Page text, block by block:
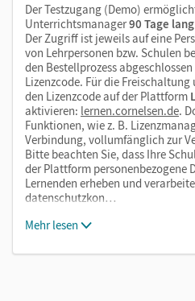
Der Testzugang (Demo)
Unterrichtsmanager90 Tage
Der Zugriff ist jeweils auf eine
von Lehrpersonen bzw. Schulen
den Bestellprozess
Lizenzcode. Für die
den Lizenzcode auf der Plattform
aktivieren: lernen.cornelsen.de.
Funktionen, wie z. B.
Verbindung, vollumfänglich zur
Bitte beachten Sie, dass Ihre
der Plattform personenbezogene
Lernenden erheben und
datenschutzkon…
Mehr lesen